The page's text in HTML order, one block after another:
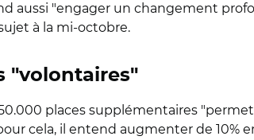
aussi "engager un changement
à la mi-octobre.
"volontaires"
places supplémentaires
cela, il entend augmenter de 10%